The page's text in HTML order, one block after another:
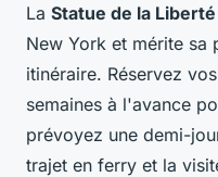
La Statue de la Liberté
New York et mérite sa
itinéraire. Réservez
semaines à l'avance
prévoyez une demi-
trajet en ferry et la